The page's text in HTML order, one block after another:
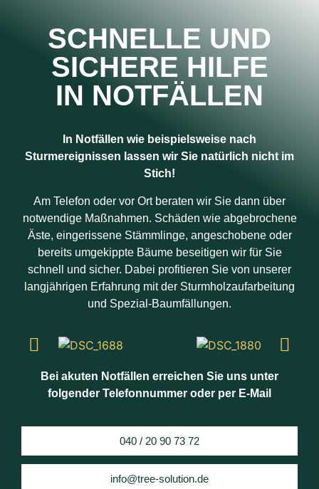
SCHNELLE UND
SICHERE HILFE
IN NOTFÄLLEN
In Notfällen wie beispielsweise nach
Sturmereignissen lassen wir Sie natürlich nicht im
Stich!
Am Telefon oder vor Ort beraten wir Sie dann über
notwendige Maßnahmen. Schäden wie abgebrochene
Äste, eingerissene Stämmlinge, angeschobene oder
bereits umgekippte Bäume beseitigen wir für Sie
schnell und sicher. Dabei profitieren Sie von unserer
langjährigen Erfahrung mit der Sturmholzaufarbeitung
und Spezial-Baumfällungen.
Bei akuten Notfällen erreichen Sie uns unter
folgender Telefonnummer oder per E-Mail
040 / 20 90 73 72
info@tree-solution.de